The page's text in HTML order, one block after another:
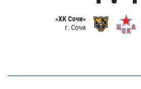
«ХК Сочи»
г. Сочи